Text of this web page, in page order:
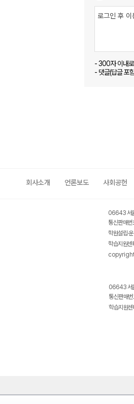
- 300자 이내
- 댓글(답글 포
회사소개 언론보도 사회공헌
06643 서
통신판매
학원설립·
학습지원
06643 서
통신판매
학습지원